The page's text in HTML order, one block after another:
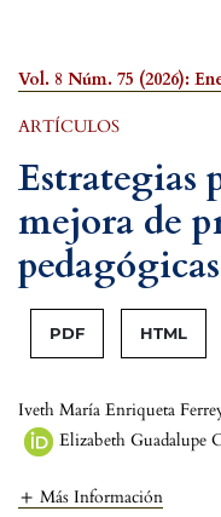
Vol. 8 Núm. 75 (2026):
ARTÍCULOS
Estrategias
mejora de
pedagógicas
PDF HTML
Iveth María Enriqueta
Elizabeth Guadalupe
Más Información